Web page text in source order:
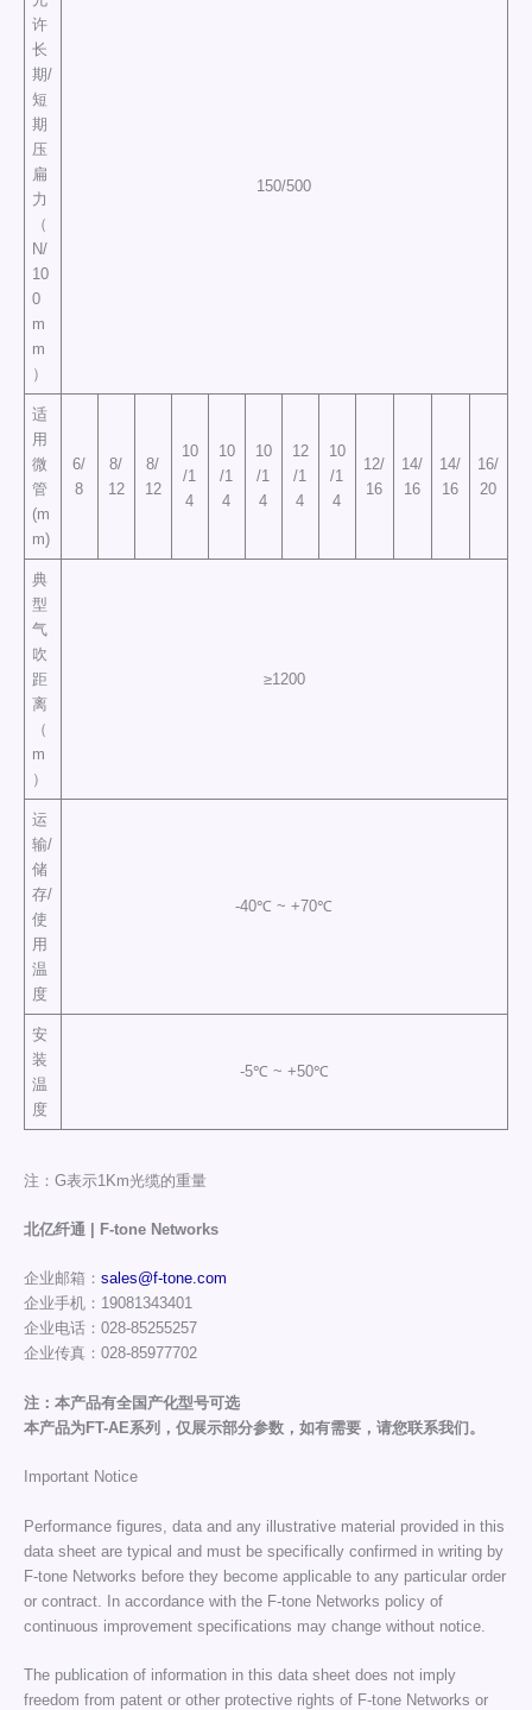
许
长
期/
短
期
压
扁
力
（
N/
10
0
m
m
）
150/500
适
用
微
管
(m
m)
6/
8
8/
12
8/
12
10
/1
4
10
/1
4
10
/1
4
12
/1
4
10
/1
4
12/
16
14/
16
14/
16
16/
20
典
型
气
吹
距
离
（
m
）
≥1200
运
输/
储
存/
使
用
温
度
-40℃ ~ +70℃
安
装
温
度
-5℃ ~ +50℃
注：G表示1Km光缆的重量
北亿纤通 | F-tone Networks
企业邮箱： sales@f-tone.com
企业手机：19081343401
企业电话：028-85255257
企业传真：028-85977702
注：本产品有全国产化型号可选
本产品为FT-AE系列，仅展示部分参数，如有需要，请您联系我们。
Important Notice
Performance figures, data and any illustrative material provided in this
data sheet are typical and must be specifically confirmed in writing by
F-tone Networks before they become applicable to any particular order
or contract. In accordance with the F-tone Networks policy of
continuous improvement specifications may change without notice.
The publication of information in this data sheet does not imply
freedom from patent or other protective rights of F-tone Networks or